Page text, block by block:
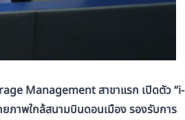
Managementสาขาแรก เปิดตัว “i-
ภาพใกล้สนามบินดอนเมือง รองรับการ